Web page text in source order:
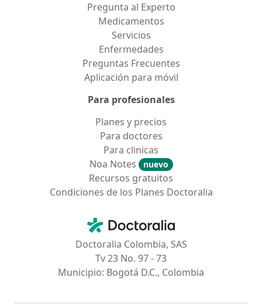
Pregunta al Experto
Medicamentos
Servicios
Enfermedades
Preguntas Frecuentes
Aplicación para móvil
Para profesionales
Planes y precios
Para doctores
Para clinicas
Noa Notes
nuevo
Recursos gratuitos
Condiciones de los Planes Doctoralia
Doctoralia - Página de inicio
Doctoralia Colombia, SAS
Tv 23 No. 97 - 73
Municipio: Bogotá D.C., Colombia